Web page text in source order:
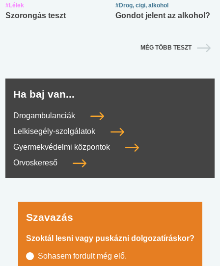
#Lélek
Szorongás teszt
#Drog, cigi, alkohol
Gondot jelent az alkohol?
MÉG TÖBB TESZT
Ha baj van...
Drogambulanciák
Lelkisegély-szolgálatok
Gyermekvédelmi központok
Orvoskereső
Szavazás
Szoktál lesni vagy puskázni dolgozatíráskor?
Sohasem fordult még elő.